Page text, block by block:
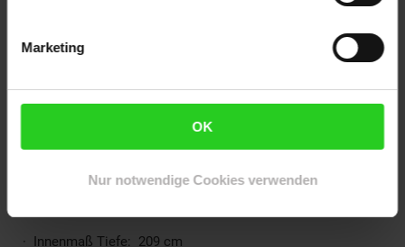
Marketing
OK
Nur notwendige Cookies verwenden
· Farbe: Naturbelassen
· Farbe Metall: Anthrazit
· Innenmaß Tiefe: 209 cm